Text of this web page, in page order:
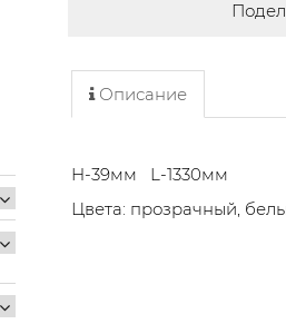
Описание
H-39мм L-1330мм
Цвета: прозрачный,